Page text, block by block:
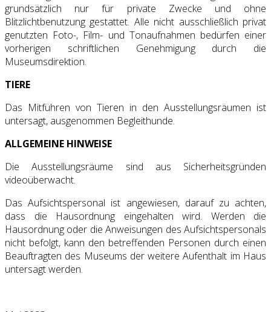
grundsätzlich nur für private Zwecke und ohne
Blitzlichtbenutzung gestattet. Alle nicht ausschließlich privat
genutzten Foto-, Film- und Tonaufnahmen bedürfen einer
vorherigen schriftlichen Genehmigung durch die
Museumsdirektion.
TIERE
Das Mitführen von Tieren in den Ausstellungsräumen ist
untersagt, ausgenommen Begleithunde.
ALLGEMEINE HINWEISE
Die Ausstellungsräume sind aus Sicherheitsgründen
videoüberwacht.
Das Aufsichtspersonal ist angewiesen, darauf zu achten,
dass die Hausordnung eingehalten wird. Werden die
Hausordnung oder die Anweisungen des Aufsichtspersonals
nicht befolgt, kann den betreffenden Personen durch einen
Beauftragten des Museums der weitere Aufenthalt im Haus
untersagt werden.